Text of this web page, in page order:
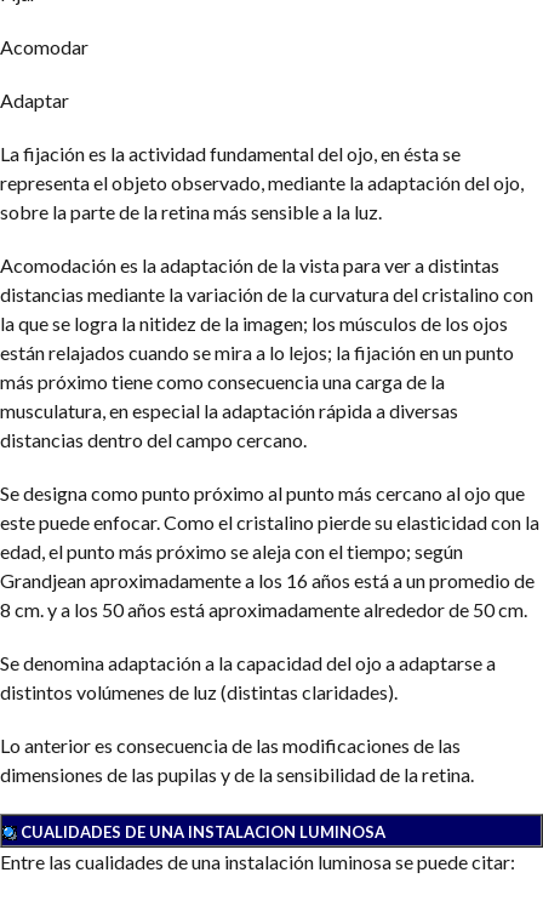
Acomodar
Adaptar
La fijación es la actividad fundamental del ojo, en ésta se
representa el objeto observado, mediante la adaptación del ojo,
sobre la parte de la retina más sensible a la luz.
Acomodación es la adaptación de la vista para ver a distintas
distancias mediante la variación de la curvatura del cristalino con
la que se logra la nitidez de la imagen; los músculos de los ojos
están relajados cuando se mira a lo lejos; la fijación en un punto
más próximo tiene como consecuencia una carga de la
musculatura, en especial la adaptación rápida a diversas
distancias dentro del campo cercano.
Se designa como punto próximo al punto más cercano al ojo que
este puede enfocar. Como el cristalino pierde su elasticidad con la
edad, el punto más próximo se aleja con el tiempo; según
Grandjean aproximadamente a los 16 años está a un promedio de
8 cm. y a los 50 años está aproximadamente alrededor de 50 cm.
Se denomina adaptación a la capacidad del ojo a adaptarse a
distintos volúmenes de luz (distintas claridades).
Lo anterior es consecuencia de las modificaciones de las
dimensiones de las pupilas y de la sensibilidad de la retina.
CUALIDADES DE UNA INSTALACION LUMINOSA
Entre las cualidades de una instalación luminosa se puede citar: